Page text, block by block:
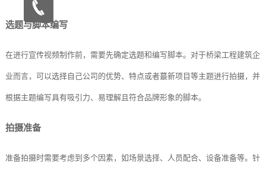
选题与脚本编写
在进行宣传视频制作前，需要先确定选题和编写脚本。对于桥梁工程建筑企
业而言，可以选择自己公司的优势、特点或者蕞新项目等主题进行拍摄，并
根据主题编写具有吸引力、易理解且符合品牌形象的脚本。
拍摄准备
准备拍摄时需要考虑到多个因素，如场景选择、人员配合、设备准备等。针
在线咨